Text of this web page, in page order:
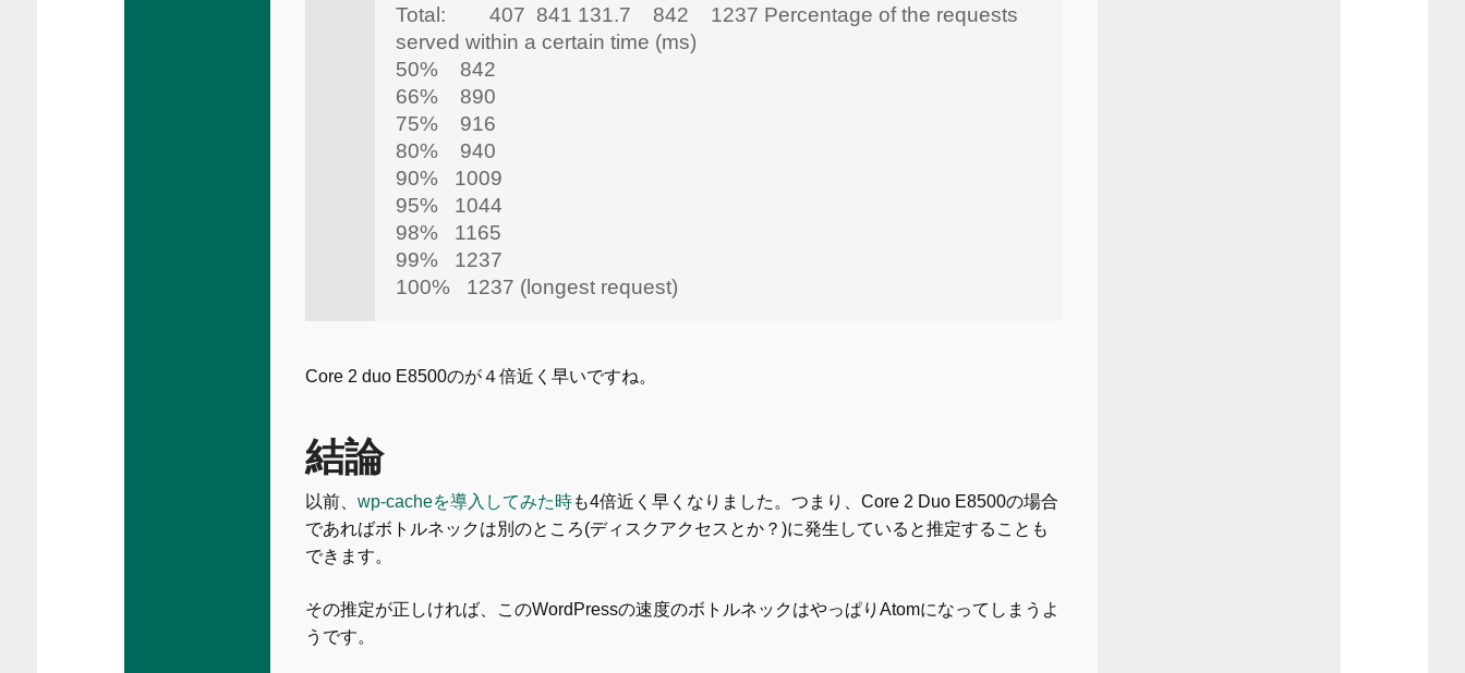
Total: 407 841 131.7 842 1237 Percentage of the requests
served within a certain time (ms)
50% 842
66% 890
75% 916
80% 940
90% 1009
95% 1044
98% 1165
99% 1237
100% 1237 (longest request)
Core 2 duo E8500のが４倍近く早いですね。
結論
以前、 wp-cacheを導入してみた時も4倍近く早くなりました。つまり、Core 2 Duo E8500の場合
であればボトルネックは別のところ(ディスクアクセスとか？)に発生していると推定することも
できます。
その推定が正しければ、このWordPressの速度のボトルネックはやっぱりAtomになってしまうよ
うです。